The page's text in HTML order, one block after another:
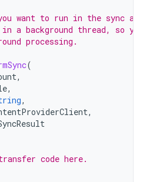
want to run in the sync
a background thread, so
processing.
(
,
,
,
,
code here.